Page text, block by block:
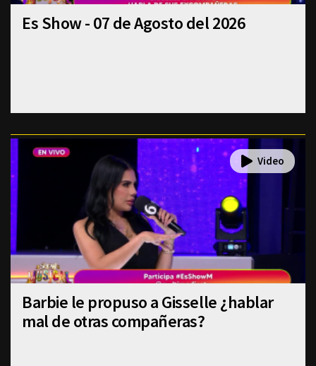
Es Show - 07 de Agosto del 2026
Barbie le propuso a Gisselle ¿hablar
mal de otras compañeras?